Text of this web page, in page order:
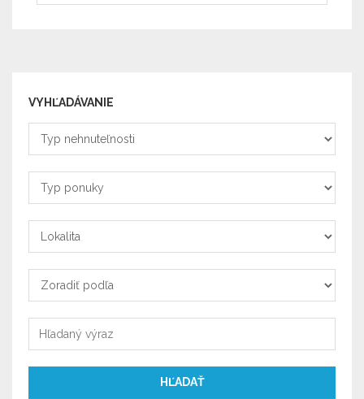
VYHĽADÁVANIE
Typ
nehnuteľnosti
Typ
ponuky
Lokalita
Zoradiť
podľa
Zoradiť
podľa
HĽADAŤ